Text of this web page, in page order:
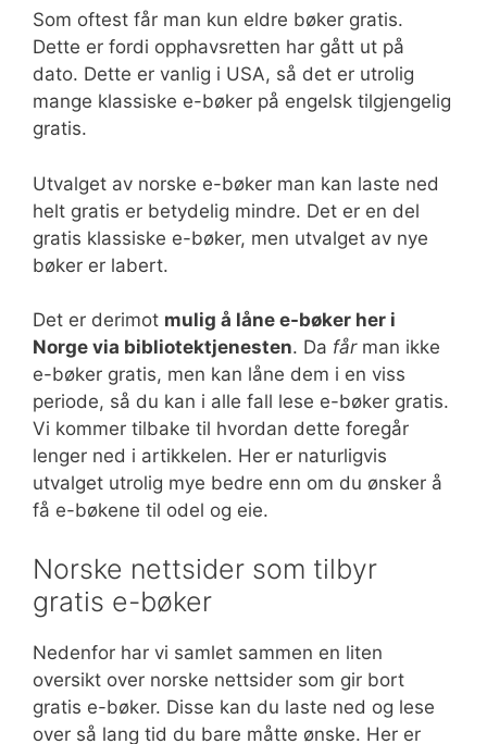
Som oftest får man kun eldre bøker gratis.
Dette er fordi opphavsretten har gått ut på
dato. Dette er vanlig i USA, så det er utrolig
mange klassiske e-bøker på engelsk tilgjengelig
gratis.
Utvalget av norske e-bøker man kan laste ned
helt gratis er betydelig mindre. Det er en del
gratis klassiske e-bøker, men utvalget av nye
bøker er labert.
Det er derimot mulig å låne e-bøker her i
Norge via bibliotektjenesten. Da får man ikke
e-bøker gratis, men kan låne dem i en viss
periode, så du kan i alle fall lese e-bøker gratis.
Vi kommer tilbake til hvordan dette foregår
lenger ned i artikkelen. Her er naturligvis
utvalget utrolig mye bedre enn om du ønsker å
få e-bøkene til odel og eie.
Norske nettsider som tilbyr
gratis e-bøker
Nedenfor har vi samlet sammen en liten
oversikt over norske nettsider som gir bort
gratis e-bøker. Disse kan du laste ned og lese
over så lang tid du bare måtte ønske. Her er